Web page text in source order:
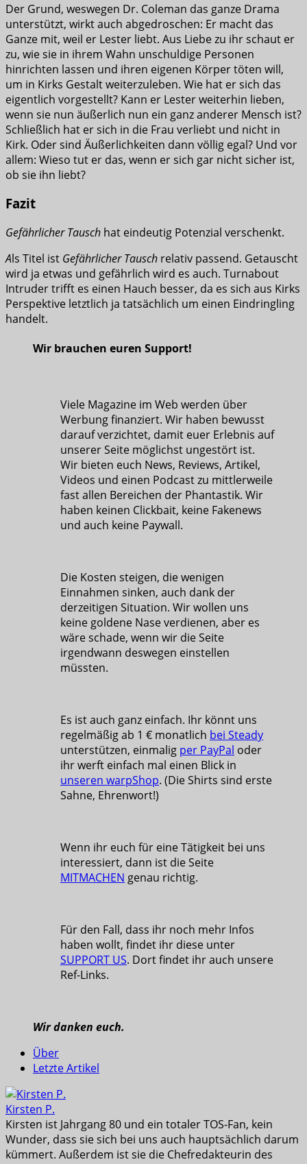
Der Grund, weswegen Dr. Coleman das ganze Drama
unterstützt, wirkt auch abgedroschen: Er macht das
Ganze mit, weil er Lester liebt. Aus Liebe zu ihr schaut er
zu, wie sie in ihrem Wahn unschuldige Personen
hinrichten lassen und ihren eigenen Körper töten will,
um in Kirks Gestalt weiterzuleben. Wie hat er sich das
eigentlich vorgestellt? Kann er Lester weiterhin lieben,
wenn sie nun äußerlich nun ein ganz anderer Mensch ist?
Schließlich hat er sich in die Frau verliebt und nicht in
Kirk. Oder sind Äußerlichkeiten dann völlig egal? Und vor
allem: Wieso tut er das, wenn er sich gar nicht sicher ist,
ob sie ihn liebt?
Fazit
Gefährlicher Tausch hat eindeutig Potenzial verschenkt.
Als Titel ist Gefährlicher Tausch relativ passend. Getauscht
wird ja etwas und gefährlich wird es auch. Turnabout
Intruder trifft es einen Hauch besser, da es sich aus Kirks
Perspektive letztlich ja tatsächlich um einen Eindringling
handelt.
Wir brauchen euren Support!
Viele Magazine im Web werden über
Werbung finanziert. Wir haben bewusst
darauf verzichtet, damit euer Erlebnis auf
unserer Seite möglichst ungestört ist.
Wir bieten euch News, Reviews, Artikel,
Videos und einen Podcast zu mittlerweile
fast allen Bereichen der Phantastik. Wir
haben keinen Clickbait, keine Fakenews
und auch keine Paywall.
Die Kosten steigen, die wenigen
Einnahmen sinken, auch dank der
derzeitigen Situation. Wir wollen uns
keine goldene Nase verdienen, aber es
wäre schade, wenn wir die Seite
irgendwann deswegen einstellen
müssten.
Es ist auch ganz einfach. Ihr könnt uns
regelmäßig ab 1 € monatlich bei Steady
unterstützen, einmalig per PayPal oder
ihr werft einfach mal einen Blick in
unseren warpShop. (Die Shirts sind erste
Sahne, Ehrenwort!)
Wenn ihr euch für eine Tätigkeit bei uns
interessiert, dann ist die Seite
MITMACHEN genau richtig.
Für den Fall, dass ihr noch mehr Infos
haben wollt, findet ihr diese unter
SUPPORT US. Dort findet ihr auch unsere
Ref-Links.
Wir danken euch.
Über
Letzte Artikel
Kirsten P.
Kirsten ist Jahrgang 80 und ein totaler TOS-Fan, kein
Wunder, dass sie sich bei uns auch hauptsächlich darum
kümmert. Außerdem ist sie die Chefredakteurin des